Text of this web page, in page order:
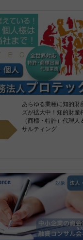
あらゆる業種に知的財
ズが拡大中！知的財産
（商標・特許）代理人
サルティング